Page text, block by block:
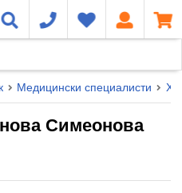
Медицински специалисти
Симеонова